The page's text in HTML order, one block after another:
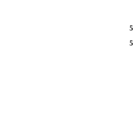
3
3
2
2
3
3
5
5